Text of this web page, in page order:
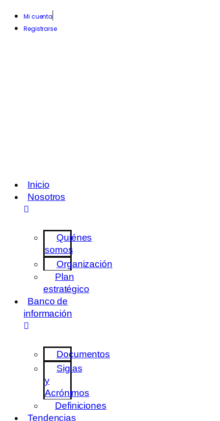
Mi cuenta
Registrarse
Inicio
Nosotros
Quiénes
somos
Organización
Plan
estratégico
Banco de
información
Documentos
Siglas
y
Acrónimos
Definiciones
Tendencias